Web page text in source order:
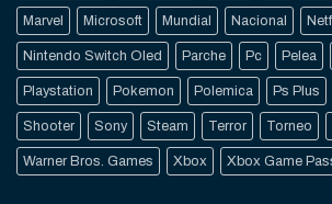
Marvel Microsoft Mundial Nacional
Nintendo Switch Oled Parche Pc Pelea
Playstation Pokemon Polemica Ps Plus
Shooter Sony Steam Terror Torneo
Warner Bros. Games Xbox Xbox Game